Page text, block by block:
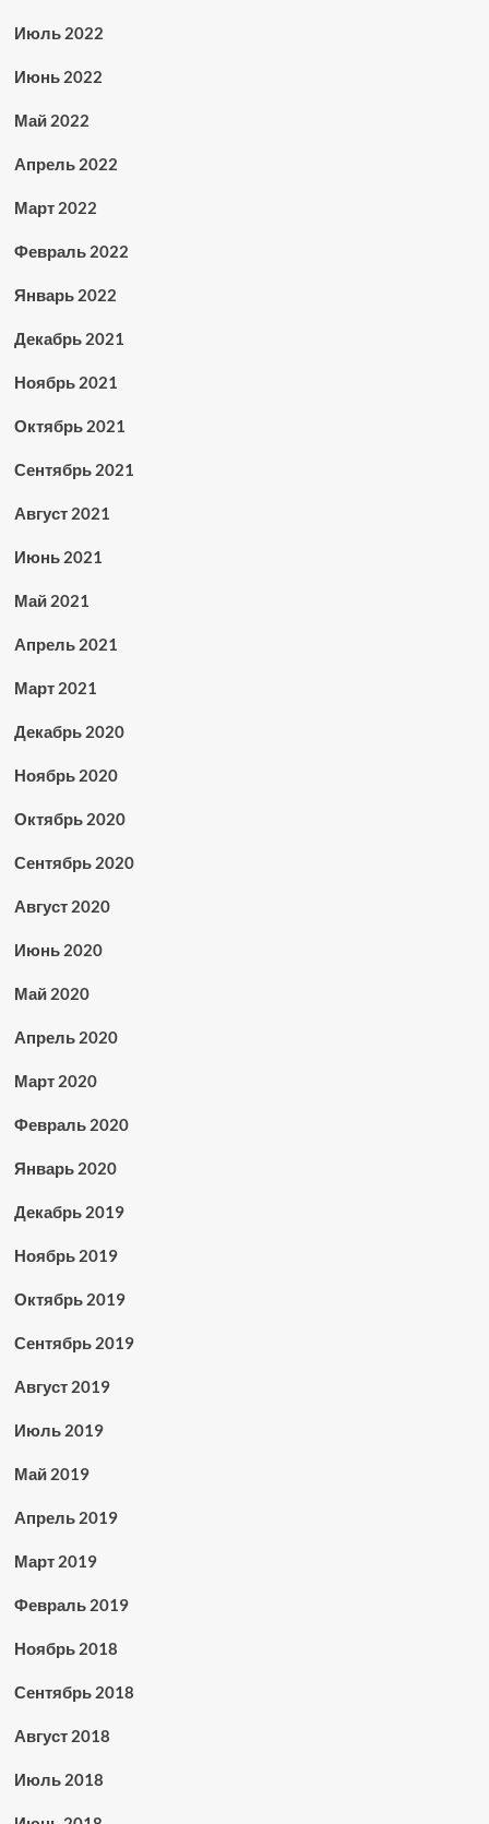
Июль 2022
Июнь 2022
Май 2022
Апрель 2022
Март 2022
Февраль 2022
Январь 2022
Декабрь 2021
Ноябрь 2021
Октябрь 2021
Сентябрь 2021
Август 2021
Июнь 2021
Май 2021
Апрель 2021
Март 2021
Декабрь 2020
Ноябрь 2020
Октябрь 2020
Сентябрь 2020
Август 2020
Июнь 2020
Май 2020
Апрель 2020
Март 2020
Февраль 2020
Январь 2020
Декабрь 2019
Ноябрь 2019
Октябрь 2019
Сентябрь 2019
Август 2019
Июль 2019
Май 2019
Апрель 2019
Март 2019
Февраль 2019
Ноябрь 2018
Сентябрь 2018
Август 2018
Июль 2018